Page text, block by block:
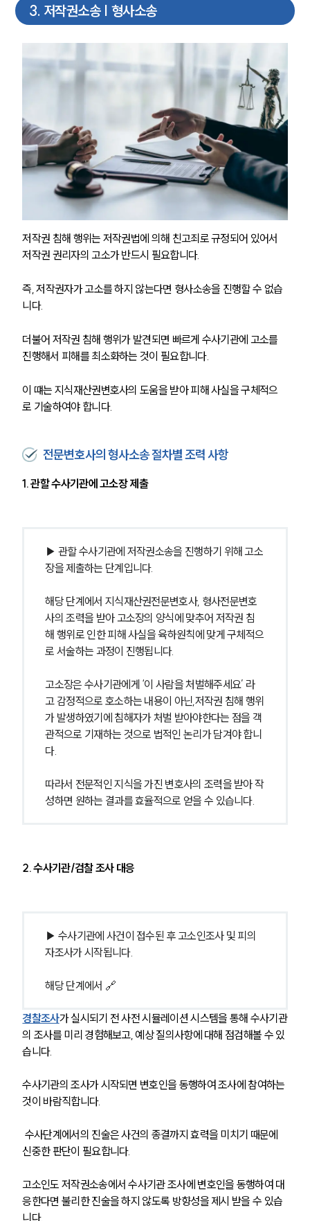
그룹소개
그룹소개
대륜의 강점
고객의 소리
통합검색
업무사례
3. 저작권소송 | 형사소송
저작권 침해 행위는 저작권법에 의해 친고죄로 규정되어 있어서
저작권 권리자의 고소가 반드시 필요합니다.
즉, 저작권자가 고소를 하지 않는다면 형사소송을 진행할 수 없습
니다.
더불어 저작권 침해 행위가 발견되면 빠르게 수사기관에 고소를
진행해서 피해를 최소화하는 것이 필요합니다.
이 떄는 지식재산권변호사의 도움을 받아 피해 사실을 구체적으
로 기술하여야 합니다.
전문변호사의 형사소송 절차별 조력 사항
1. 관할 수사기관에 고소장 제출
▶ 관할 수사기관에 저작권소송을 진행하기 위해 고소
장을 제출하는 단계입니다.
해당 단계에서 지식재산권전문변호사, 형사전문변호
사의 조력을 받아 고소장의 양식에 맞추어 저작권 침
해 행위로 인한 피해 사실을 육하원칙에 맞게 구체적으
로 서술하는 과정이 진행됩니다.
고소장은 수사기관에게 ‘이 사람을 처벌해주세요’ 라
고 감정적으로 호소하는 내용이 아닌,저작권 침해 행위
가 발생하였기에 침해자가 처벌 받아야한다는 점을 객
관적으로 기재하는 것으로 법적인 논리가 담겨야 합니
다.
따라서 전문적인 지식을 가진 변호사의 조력을 받아 작
성하면 원하는 결과를 효율적으로 얻을 수 있습니다.
2. 수사기관/검찰 조사 대응
▶ 수사기관에 사건이 접수된 후 고소인조사 및 피의
자조사가 시작됩니다.
해당 단계에서 🔗
경찰조사가 실시되기 전 사전 시뮬레이션 시스템을 통해 수사기관
의 조사를 미리 경험해보고, 예상 질의사항에 대해 점검해볼 수 있
습니다.
수사기관의 조사가 시작되면 변호인을 동행하여 조사에 참여하는
것이 바람직합니다.
신중한 판단이 필요합니다.
고소인도 저작권소송에서 수사기관 조사에 변호인을 동행하여 대
응한다면 불리한 진술을 하지 않도록 방향성을 제시 받을 수 있습
니다.